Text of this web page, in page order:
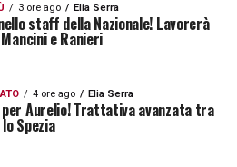
3 ore ago Elia Serra
staff della Nazionale! Lavorerà
e Ranieri
4 ore ago Elia Serra
Aurelio! Trattativa avanzata tra
Spezia